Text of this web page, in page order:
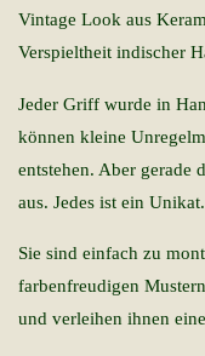
Vintage Look aus
Verspieltheit indischer
Jeder Griff wurde in
können kleine
entstehen. Aber gerade
aus. Jedes ist ein Unikat.
Sie sind einfach zu
farbenfreudigen
und verleihen ihnen